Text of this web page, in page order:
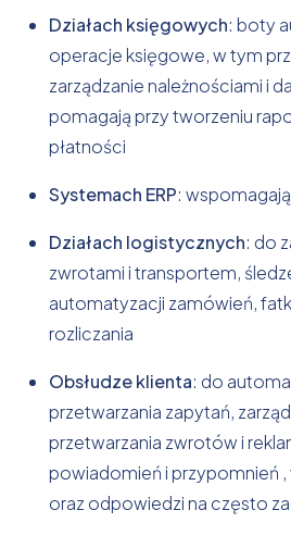
Działach księgowych: boty
operacje księgowe, w tym
zarządzanie należnościami i
pomagają przy tworzeniu
płatności
Systemach ERP:
Działach logistycznych: do
zwrotami i transportem,
automatyzacji zamówień,
rozliczania
Obsłudze klienta: do
przetwarzania zapytań,
przetwarzania zwrotów i
powiadomień i przypomnień
oraz odpowiedzi na często